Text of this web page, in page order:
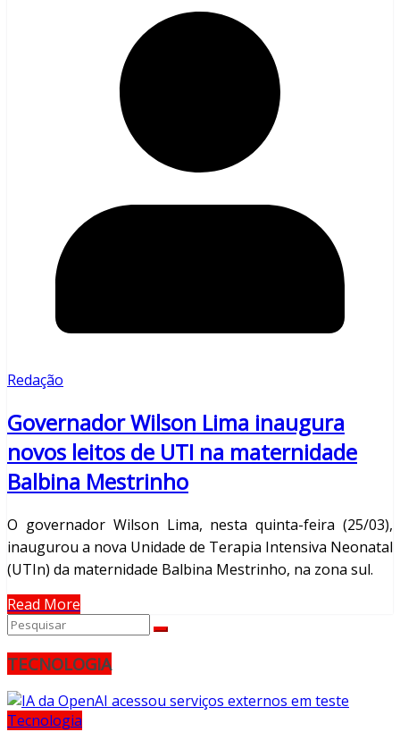
Redação
Governador Wilson Lima inaugura
novos leitos de UTI na maternidade
Balbina Mestrinho
O governador Wilson Lima, nesta quinta-feira (25/03),
inaugurou a nova Unidade de Terapia Intensiva Neonatal
(UTIn) da maternidade Balbina Mestrinho, na zona sul.
Read More
TECNOLOGIA
Tecnologia